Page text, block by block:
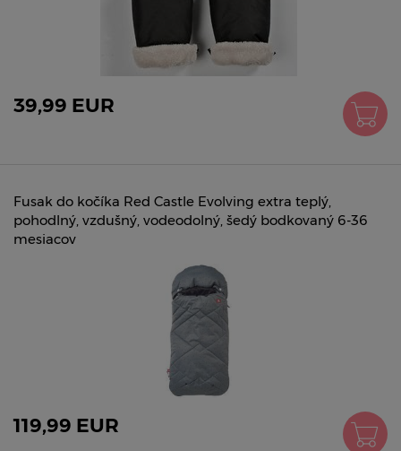
39,99 EUR
Fusak do kočíka Red Castle Evolving extra teplý,
pohodlný, vzdušný, vodeodolný, šedý bodkovaný 6-36
mesiacov
119,99 EUR